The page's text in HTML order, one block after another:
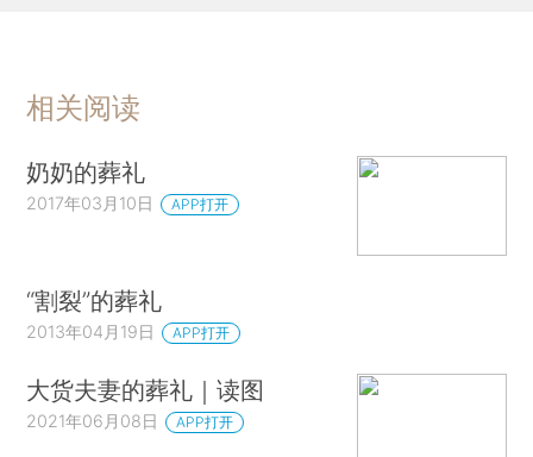
相关阅读
奶奶的葬礼
2017年03月10日 APP打开
“割裂”的葬礼
2013年04月19日 APP打开
大货夫妻的葬礼｜读图
2021年06月08日 APP打开